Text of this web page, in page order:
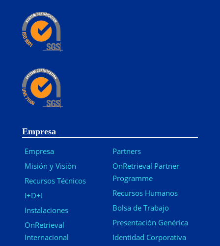
Empresa
Empresa
Misión y Visión
Recursos Técnicos
I+D+I
Instalaciones
OnRetrieval
Internacional
Partners
OnRetrieval Partner
Programme
Recursos Humanos
Bolsa de Trabajo
Presentación Genérica
Identidad Corporativa